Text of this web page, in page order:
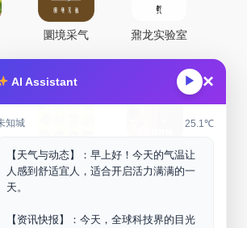
AI Assistant ▶ ×
知城 25.1℃
【天气与动态】：早上好！今天的气温让
人感到舒适宜人，适合开启活力满满的一
天。
【资讯快报】：今天，全球科技界的目光
圜境采气 鼐龙实验室
中药剂合成 DOORM